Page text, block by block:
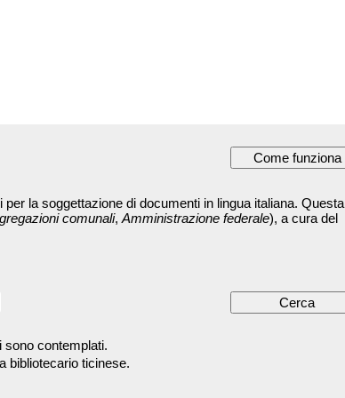
la soggettazione di documenti in lingua italiana. Questa
comunali, Amministrazione federale), a cura del
sono contemplati.
bibliotecario ticinese.